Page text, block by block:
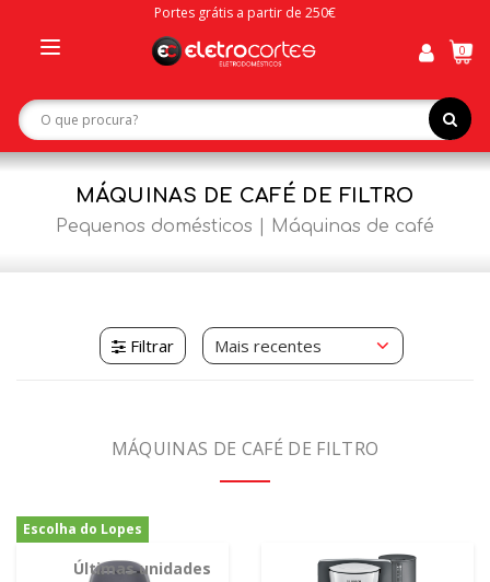
Portes grátis a partir de 250€
navigation
0
MÁQUINAS DE CAFÉ DE FILTRO
Pequenos domésticos Máquinas de café
Filtrar
MÁQUINAS DE CAFÉ DE FILTRO
Escolha do Lopes
Últimas unidades
-30%